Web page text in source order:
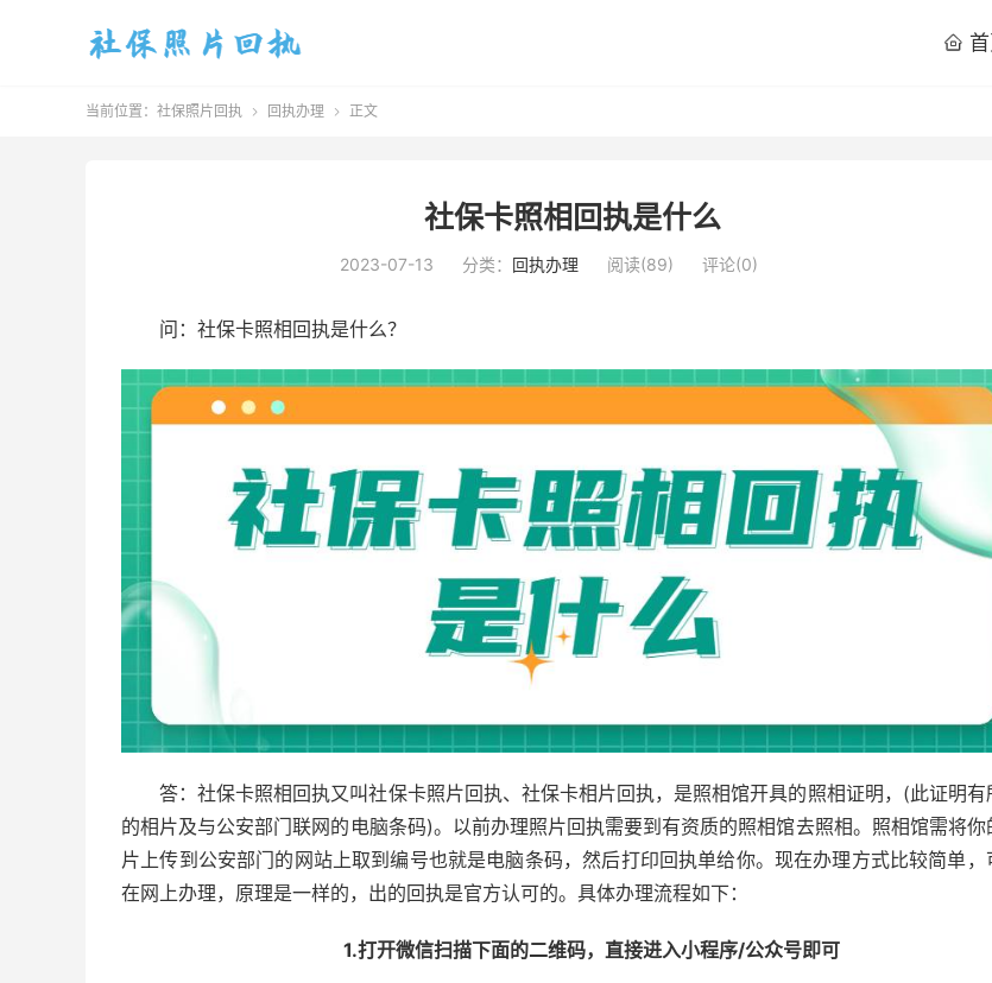

当前位置： 社保照片回执  回执办理  正文
社保卡照相回执是什么
2023-07-13 分类： 回执办理 阅读(89) 评论(0)
问：社保卡照相回执是什么？
答：社保卡照相回执又叫社保卡照片回执、社保卡相片回执，是照相馆开具的照相证明，(此证明有
的相片及与公安部门联网的电脑条码)。以前办理照片回执需要到有资质的照相馆去照相。照相馆需将你
片上传到公安部门的网站上取到编号也就是电脑条码，然后打印回执单给你。现在办理方式比较简单，
在网上办理，原理是一样的，出的回执是官方认可的。具体办理流程如下：
1.打开微信扫描下面的二维码，直接进入小程序/公众号即可